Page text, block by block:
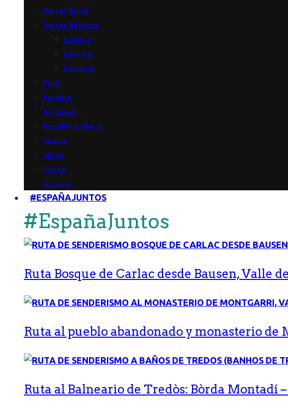
Países Bajos
Países Bálticos
Estonia
Letonia
Lituania
Perú
Polonia
Portugal
República Checa
Suecia
Suiza
Túnez
Ucrania
#ESPAÑAJUNTOS
#EspañaJuntos
Ruta Bosque de Carlac desde Bausen, Valle
Ruta al pueblo abandonado y monasterio
Ruta al Balneario de Tredòs: Bòrda Montadí